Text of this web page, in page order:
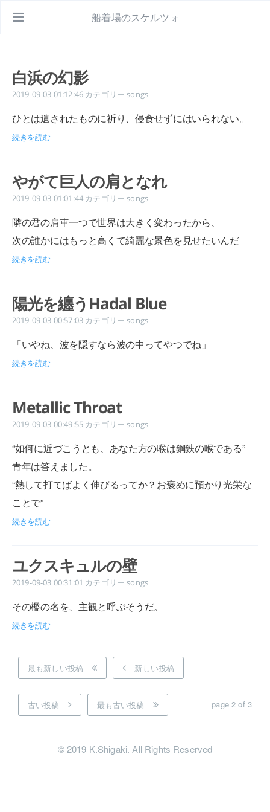
船着場のスケルツォ
白浜の幻影
2019-09-03 01:12:46 カテゴリー songs
ひとは遺されたものに祈り、侵食せずにはいられない。
続きを読む
やがて巨人の肩となれ
2019-09-03 01:01:44 カテゴリー songs
隣の君の肩車一つで世界は大きく変わったから、
次の誰かにはもっと高くて綺麗な景色を見せたいんだ
続きを読む
陽光を纏うHadal Blue
2019-09-03 00:57:03 カテゴリー songs
「いやね、波を隠すなら波の中ってやつでね」
続きを読む
Metallic Throat
2019-09-03 00:49:55 カテゴリー songs
“如何に近づこうとも、あなた方の喉は鋼鉄の喉である”
青年は答えました。
“熱して打てばよく伸びるってか？お褒めに預かり光栄な
ことで”
続きを読む
ユクスキュルの壁
2019-09-03 00:31:01 カテゴリー songs
その檻の名を、主観と呼ぶそうだ。
続きを読む
最も新しい投稿 新しい投稿
古い投稿 最も古い投稿 page 2 of 3
© 2019 K.Shigaki. All Rights Reserved